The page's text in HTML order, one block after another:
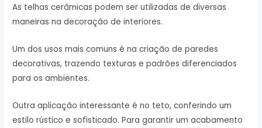
As telhas cerâmicas podem ser utilizadas de diversas
maneiras na decoração de interiores.
Um dos usos mais comuns é na criação de paredes
decorativas, trazendo texturas e padrões diferenciados
para os ambientes.
Outra aplicação interessante é no teto, conferindo um
estilo rústico e sofisticado. Para garantir um acabamento